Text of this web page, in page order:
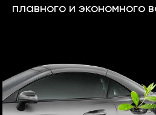
плавного и экономного